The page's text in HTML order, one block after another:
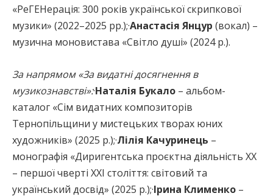
«РеГЕНерація: 300 років української скрипкової
музики» (2022–2025 рр.);·Анастасія Янцур (вокал) –
музична моновистава «Світло душі» (2024 р.).
За напрямом «За видатні досягнення в
музикознавстві»:·Наталія Букало – альбом-
каталог «Сім видатних композиторів
Тернопільщини у мистецьких творах юних
художників» (2025 р.);·Лілія Качуринець –
монографія «Диригентська проєктна діяльність ХХ
– першої чверті ХХІ століття: світовий та
український досвід» (2025 р.);·Ірина Клименко –